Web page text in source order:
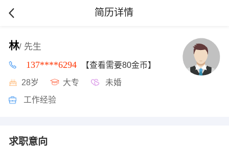
简历详情
林/ 先生
137****6294 【查看需要80金币】
28岁 大专 未婚
工作经验
求职意向